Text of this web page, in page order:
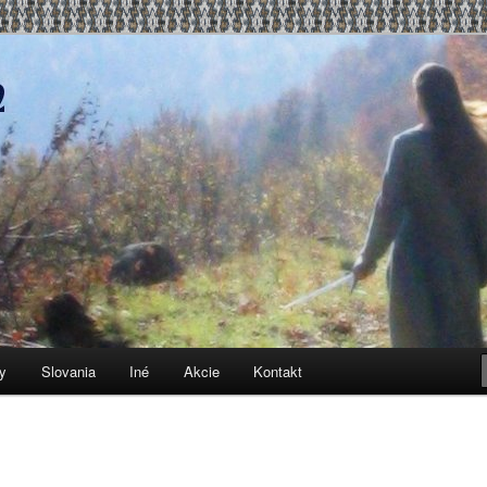
čo sa k tomu vzťahuje
Slovania Iné Akcie Kontakt